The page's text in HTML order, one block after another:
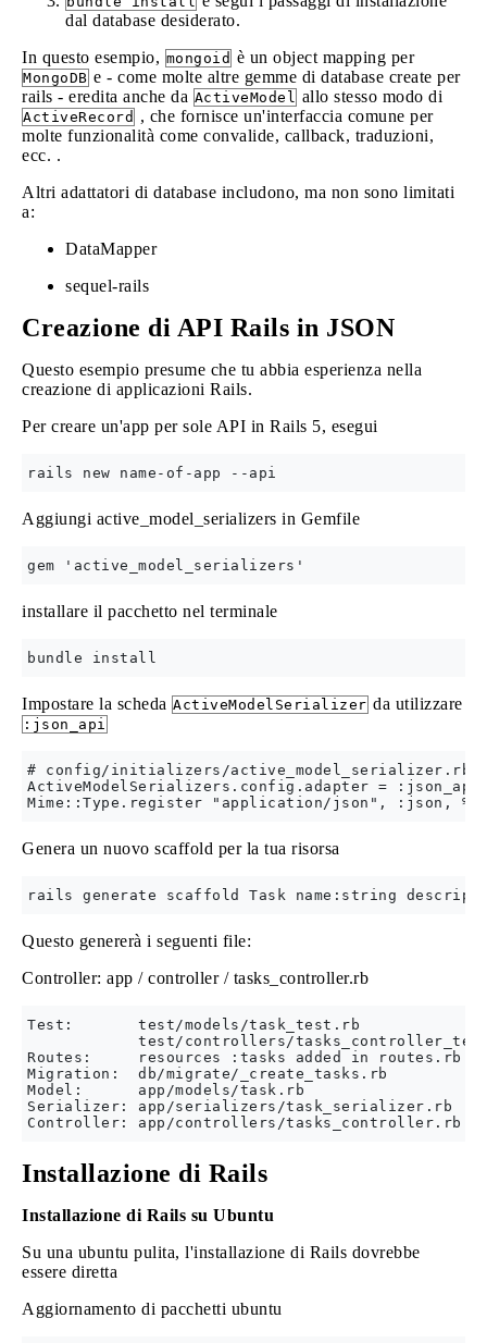
dal database desiderato.
In questo esempio, mongoid è un object mapping per
MongoDB e - come molte altre gemme di database create per
rails - eredita anche da ActiveModel allo stesso modo di
ActiveRecord , che fornisce un'interfaccia comune per
molte funzionalità come convalide, callback, traduzioni,
ecc. .
Altri adattatori di database includono, ma non sono limitati
a:
DataMapper
sequel-rails
Creazione di API Rails in JSON
Questo esempio presume che tu abbia esperienza nella
creazione di applicazioni Rails.
Per creare un'app per sole API in Rails 5, esegui
Aggiungi active_model_serializers in Gemfile
installare il pacchetto nel terminale
Impostare la scheda ActiveModelSerializer da utilizzare
:json_api
# config/initializers/active_model_serializer.rb
ActiveModelSerializers.config.adapter = :json_api
Genera un nuovo scaffold per la tua risorsa
Questo genererà i seguenti file:
Controller: app / controller / tasks_controller.rb
Test:       test/models/task_test.rb
test/controllers/
Routes:     resources :tasks added in routes.rb
Migration:  db/migrate/_create_tasks.rb
Model:      app/models/task.rb
Serializer: app/serializers/task_serializer.rb
Installazione di Rails
Installazione di Rails su Ubuntu
Su una ubuntu pulita, l'installazione di Rails dovrebbe
essere diretta
Aggiornamento di pacchetti ubuntu